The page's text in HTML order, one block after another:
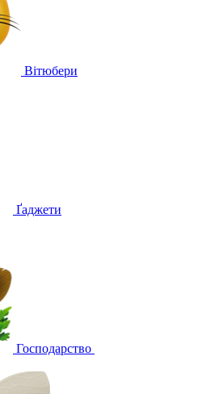
Вітюбери
Ґаджети
Господарство